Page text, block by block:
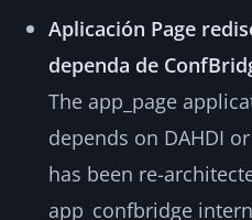
Aplicación Page
dependa de
The app_page
depends on DAHDI
has been re-
app_confbridge